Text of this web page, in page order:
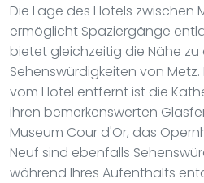
Die Lage des Hotels zwischen
ermöglicht Spaziergänge
bietet gleichzeitig die Nähe
Sehenswürdigkeiten von
vom Hotel entfernt ist die
ihren bemerkenswerten
Museum Cour d'Or, das
Neuf sind ebenfalls
während Ihres Aufenthalts